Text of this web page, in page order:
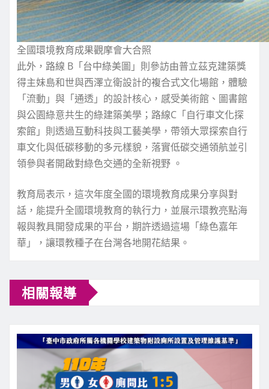
全國環境教育成果觀摩會大合照
此外，路線 B「台中綠美圖」則參訪由普立茲克建築獎
得主妹島和世與西澤立衛設計的複合式文化場館，體驗
「流動」與「通透」的設計核心，感受美術館、圖書館
與公園綠意共生的綠建築美學；路線C「自行車文化探
索館」則透過互動科技與工藝美學，帶領大眾探索自行
車文化與低碳移動的多元樣貌，落實低碳交通領航並引
領參與者開啟對綠色交通的全新視野 。
教育局表示，這次年度全國的環境教育成果分享與對
話，能提升全國環境教育的執行力，並展示環教亮點海
報與教具開發成果的平台，期許透過這場「綠色嘉年
華」，讓環教種子在台灣各地開花結果。
相關報導